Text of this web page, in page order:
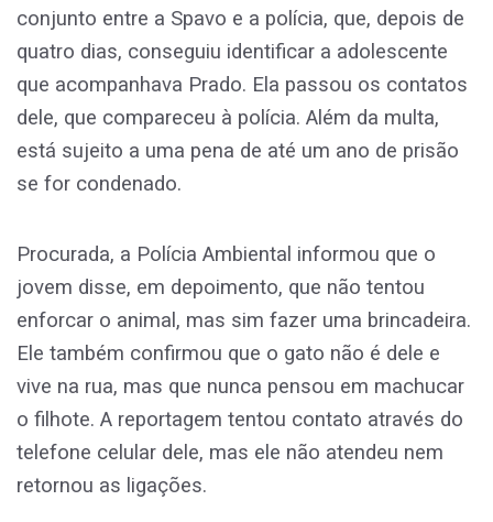
conjunto entre a Spavo e a polícia, que, depois de
quatro dias, conseguiu identificar a adolescente
que acompanhava Prado. Ela passou os contatos
dele, que compareceu à polícia. Além da multa,
está sujeito a uma pena de até um ano de prisão
se for condenado.
Procurada, a Polícia Ambiental informou que o
jovem disse, em depoimento, que não tentou
enforcar o animal, mas sim fazer uma brincadeira.
Ele também confirmou que o gato não é dele e
vive na rua, mas que nunca pensou em machucar
o filhote. A reportagem tentou contato através do
telefone celular dele, mas ele não atendeu nem
retornou as ligações.